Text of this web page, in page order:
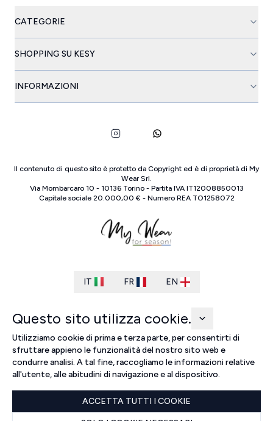
CATEGORIE
SHOPPING SU KESY
INFORMAZIONI
Il contenuto di questo sito è protetto da Copyright ed è di proprietà di My
Wear Srl.
Via Mombarcaro 10 - 10136 Torino- Partita IVA IT12008850013
Capitale sociale 20.000,00 € - Numero REA TO1258072
IT FR EN
Questo sito utilizza cookie.
Utilizziamo cookie di prima e terza parte, per consentirti di
sfruttare appieno le funzionalità del nostro sito web e
condurre analisi. A tal fine, raccogliamo le informazioni relative
all'utente, alle abitudini di navigazione e al dispositivo.
ACCETTA TUTTI I COOKIE